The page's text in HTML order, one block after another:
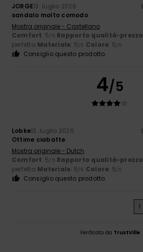
JORGE13. luglio 2026
sandalo molto comodo
Mostra originale - Castellano
Comfort: 5/5 Rapporto qualità-prezzo
perfetta Materiale: 5/5 Colore: 5/5
Consiglio questo prodotto
4/5
Lobke13. luglio 2026
Ottime ciabatte
Mostra originale - Dutch
Comfort: 5/5 Rapporto qualità-prezzo
perfetta Materiale: 5/5 Colore: 5/5
Consiglio questo prodotto
1
Verificato da TrustVille